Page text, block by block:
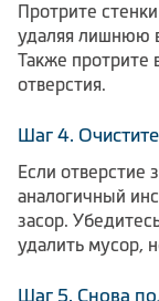
Протрите
удаляя лишнюю
Также
отверстия.
Шаг 4.
Если отверстие
аналогичный
засор.
удалить мусор,
Шаг 5. Снова